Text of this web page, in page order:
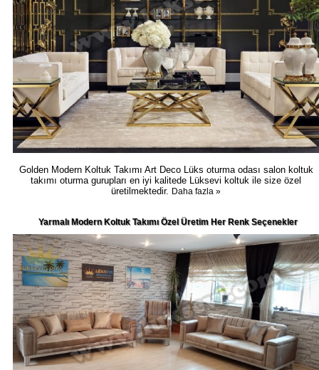
Golden Modern Koltuk Takımı Art Deco Lüks oturma odası salon koltuk
takımı oturma gurupları en iyi kalitede Lüksevi koltuk ile size özel
üretilmektedir. Daha fazla »
Yarmalı Modern Koltuk Takımı Özel Üretim Her Renk Seçenekler